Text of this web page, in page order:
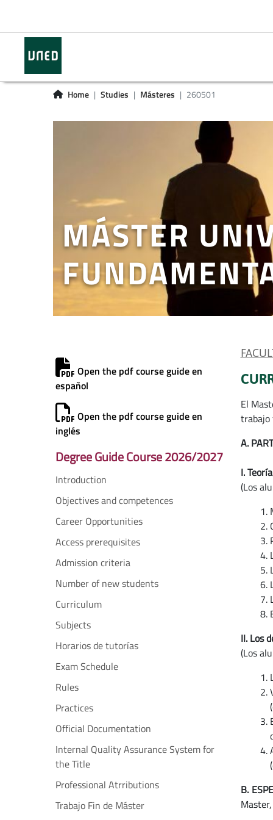
Home Studies Másteres 260501
MÁSTER
Open the pdf course guide en
español
Open the pdf course guide en
inglés
Degree Guide Course 2026/2027
Introduction
Objectives and competences
Career Opportunities
Access prerequisites
Admission criteria
Number of new students
Curriculum
Subjects
Horarios de tutorías
Exam Schedule
Rules
Practices
Official Documentation
Internal Quality Assurance System for
the Title
Professional Atrributions
Trabajo Fin de Máster
El
trabajo
A.
I.
(Los
II. Los
(Los
B.